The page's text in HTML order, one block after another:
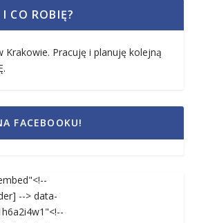
I CO ROBIĘ?
Krakowie. Pracuję i planuję kolejną
FACEBOOKU!
--> data-